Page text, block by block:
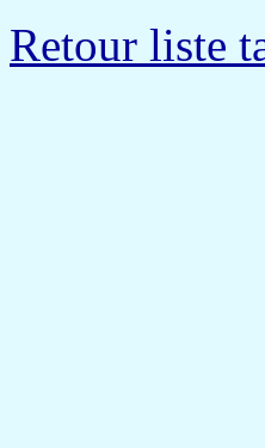
Retour liste